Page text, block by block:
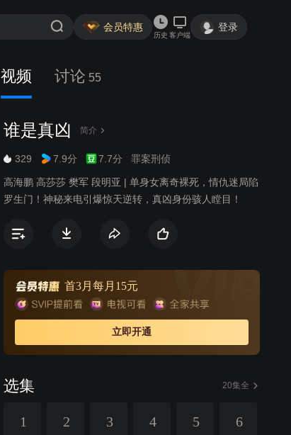
会员特惠
历史 客户端
登录
视频 讨论 55
谁是真凶 简介
329 7.9分 7.7分 罪案刑侦
高海鹏 高莎莎 樊军 段明亚 | 单身女离奇裸死，情仇迷局陷
罗生门！神秘来电引爆惊天逆转，真凶身份骇人瞠目！
首3月每月15元
立即开通
选集 20集全
1 2 3 4 5 6